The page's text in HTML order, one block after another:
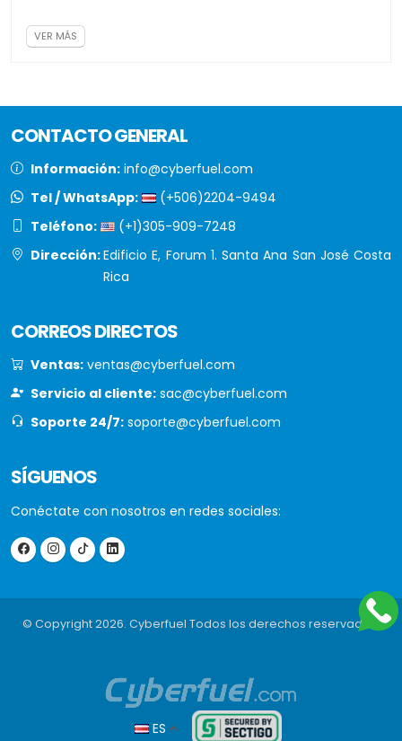
VER MÁS
CONTACTO GENERAL
Información: info@cyberfuel.com
Tel / WhatsApp:
(+506)2204-9494
Teléfono:
(+1)305-909-7248
Dirección:Edificio E, Forum 1. Santa Ana San José Costa
Rica
CORREOS DIRECTOS
Ventas: ventas@cyberfuel.com
Servicio al cliente: sac@cyberfuel.com
Soporte 24/7: soporte@cyberfuel.com
SÍGUENOS
Conéctate con nosotros en redes sociales:
© Copyright 2026. Cyberfuel Todos los derechos reservados.
ES